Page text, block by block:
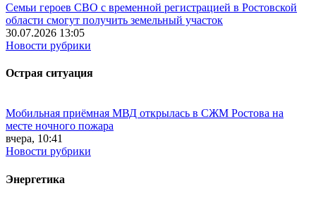
Семьи героев СВО с временной регистрацией в Ростовской
области смогут получить земельный участок
30.07.2026 13:05
Новости рубрики
Острая ситуация
Мобильная приёмная МВД открылась в СЖМ Ростова на
месте ночного пожара
вчера, 10:41
Новости рубрики
Энергетика